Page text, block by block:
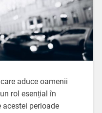
aduce oamenii
rol esențial în
perioade